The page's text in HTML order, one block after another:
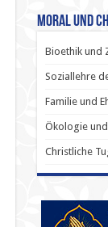
Moral und
Bioethik und
Soziallehre
Familie und
Ökologie
Christliche